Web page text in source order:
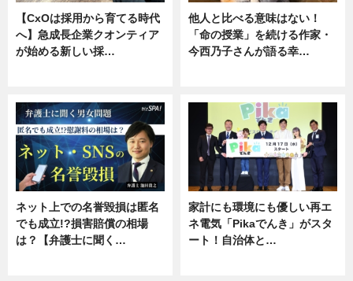
【CxOは採用から育てる時代
へ】急成長企業クオンティア
が始める新しい採…
他人と比べる意味はない！
「命の授業」を続ける作家・
今西乃子さんが語る幸…
ネット上での名誉毀損は匿名
でも成立!?損害賠償の相場
は？【弁護士に聞く…
家計にも環境にも優しい再エ
ネ電気「Pikaでんき」がスタ
ート！自治体と…